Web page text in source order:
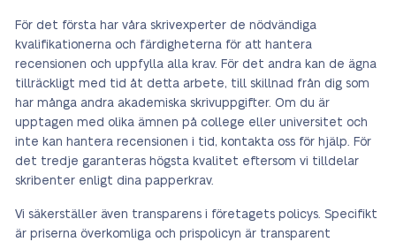
För det första har våra skrivexperter de nödvändiga
kvalifikationerna och färdigheterna för att hantera
recensionen och uppfylla alla krav. För det andra kan de ägna
tillräckligt med tid åt detta arbete, till skillnad från dig som
har många andra akademiska skrivuppgifter. Om du är
upptagen med olika ämnen på college eller universitet och
inte kan hantera recensionen i tid, kontakta oss för hjälp. För
det tredje garanteras högsta kvalitet eftersom vi tilldelar
skribenter enligt dina papperkrav.
Vi säkerställer även transparens i företagets policys. Specifikt
är priserna överkomliga och prispolicyn är transparent